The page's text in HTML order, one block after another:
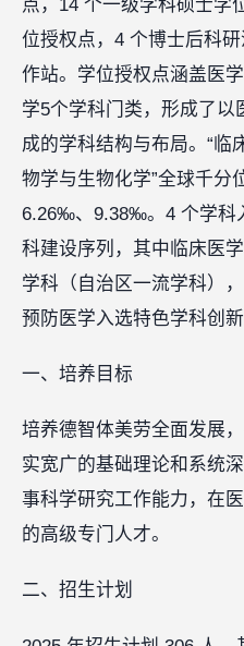
点，14 个一级学科硕士学
位授权点，4 个博士后科
作站。学位授权点涵盖医
学5个学科门类，形成了以
成的学科结构与布局。“临
物学与生物化学”全球千分
6.26‰、9.38‰。4 个学科
科建设序列，其中临床医
学科（自治区一流学科）
预防医学入选特色学科创新
一、培养目标
培养德智体美劳全面发展
实宽广的基础理论和系统
事科学研究工作能力，在
的高级专门人才。
二、招生计划